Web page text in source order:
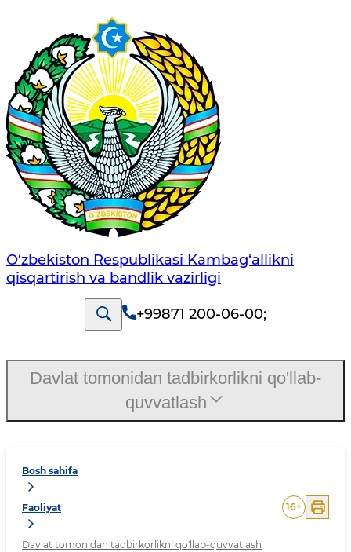
O‘zbekiston Respublikasi Kambag‘allikni
qisqartirish va bandlik vazirligi
+99871 200-06-00;
Bosh sahifa
Faoliyat
Davlat tomonidan tadbirkorlikni qo'llab-quvvatlash
16+
Davlat tomonidan tadbirkorlikni qo'llab-
quvvatlash